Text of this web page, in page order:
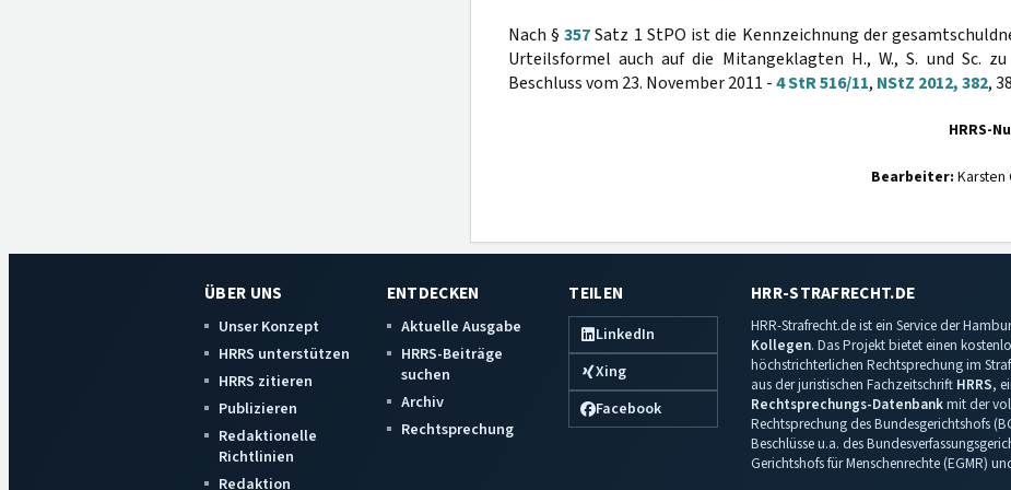
Nach §357Satz 1 StPO ist die Kennzeichnung der
Urteilsformel auch auf die Mitangeklagten H., W., S. und Sc.
Beschluss vom 23. November 2011 -4 StR 516/11, NStZ 2012, 382,
HRRS-
Bearbeiter:
ÜBER UNS
Unser Konzept
HRRS unterstützen
HRRS zitieren
Publizieren
Redaktionelle
Richtlinien
Redaktion
ENTDECKEN
Aktuelle Ausgabe
HRRS-Beiträge
suchen
Archiv
Rechtsprechung
TEILEN
LinkedIn
Xing
Facebook
HRR-STRAFRECHT.DE
HRR-Strafrecht.de ist ein Service der
Kollegen. Das Projekt bietet einen
höchstrichterlichen Rechtsprechung im
aus der juristischen Fachzeitschrift HRRS,
Rechtsprechungs-Datenbankmit der
Rechtsprechung des Bundesgerichtshofs
Beschlüsse u.a. des
Gerichtshofs für Menschenrechte (EGMR)